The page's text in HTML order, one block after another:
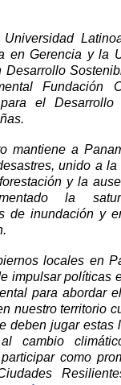
en Gerencia y la
Fundación
el Desarrollo
mantiene a
unido a
y la
la
de inundación y
locales en
impulsar políticas
para abordar
nuestro territorio
deben jugar estas
cambio
como